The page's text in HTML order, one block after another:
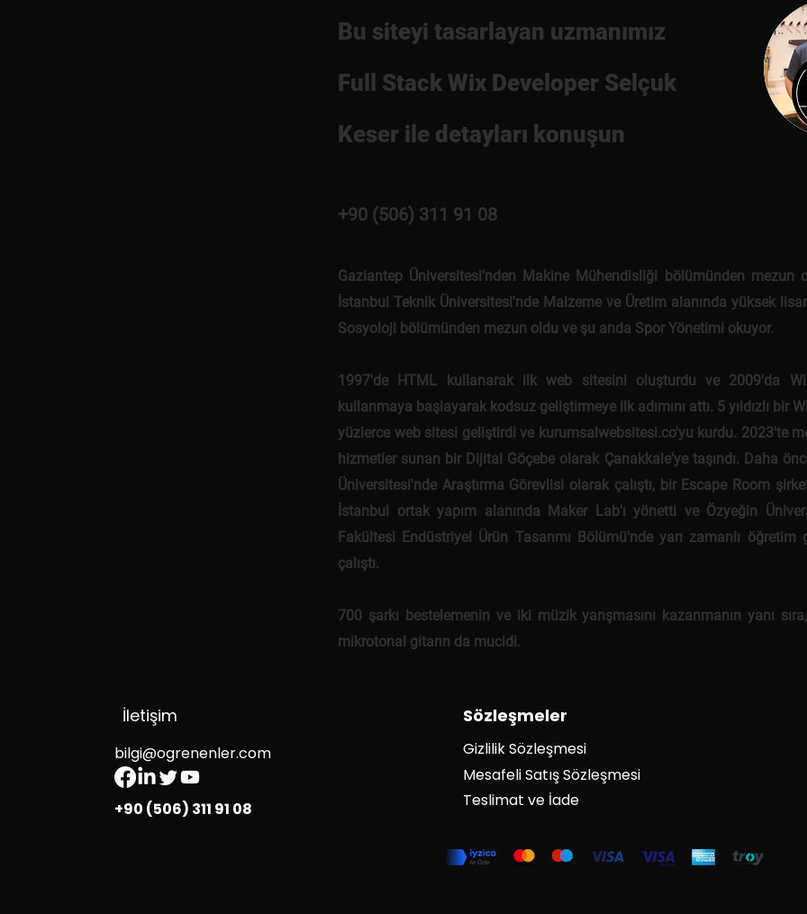
Bu siteyi tasarlayan uzmanımız
Full Stack Wix Developer Selçuk
Keser ile detayları konuşun
+90 (506) 311 91 08
Gaziantep Üniversitesi'nden Makine Mühendisliği bölümünden mezun
İstanbul Teknik Üniversitesi'nde Malzeme ve Üretim alanında yüksek
Sosyoloji bölümünden mezun oldu ve şu anda Spor Yönetimi okuyor.
1997'de HTML kullanarak ilk web sitesini oluşturdu ve 2009'da
kullanmaya başlayarak kodsuz geliştirmeye ilk adımını attı. 5 yıldızlı bir
yüzlerce web sitesi geliştirdi ve kurumsalwebsitesi.co'yu kurdu. 2023'te
hizmetler sunan bir Dijital Göçebe olarak Çanakkale'ye taşındı. Daha
Üniversitesi'nde Araştırma Görevlisi olarak çalıştı, bir Escape Room
İstanbul ortak yapım alanında Maker Lab'ı yönetti ve Özyeğin
Fakültesi Endüstriyel Ürün Tasarımı Bölümü'nde yarı zamanlı öğretim
çalıştı.
700 şarkı bestelemenin ve iki müzik yarışmasını kazanmanın yanı
mikrotonal gitarın da mucidi.
İletişim
bilgi@ogrenenler.com
+90 (506) 311 91 08
Sözleşmeler
Gizlilik Sözleşmesi
Mesafeli Satış Sözleşmesi
Teslimat ve İade